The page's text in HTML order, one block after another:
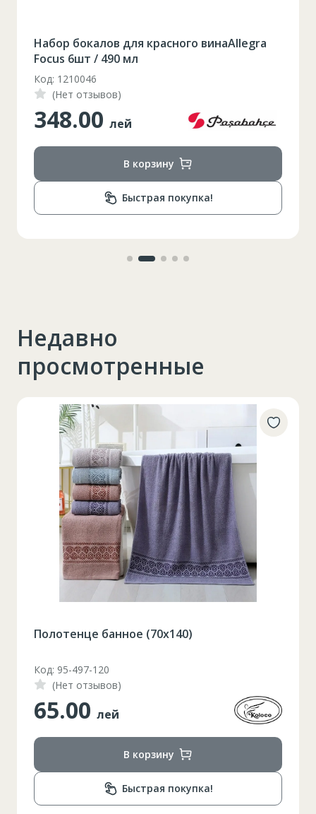
Circumferinta taliei
Circumferinta bazinului
Lungimea piciorului in
interior
79
Набор бокалов для красного винаAllegra
Focus 6шт / 490 мл
Код: 1210046
(Нет отзывов)
348.00 лей
В корзину
Быстрая покупка!
Недавно
просмотренные
Полотенце банное (70х140)
Код: 95-497-120
(Нет отзывов)
65.00 лей
В корзину
Быстрая покупка!